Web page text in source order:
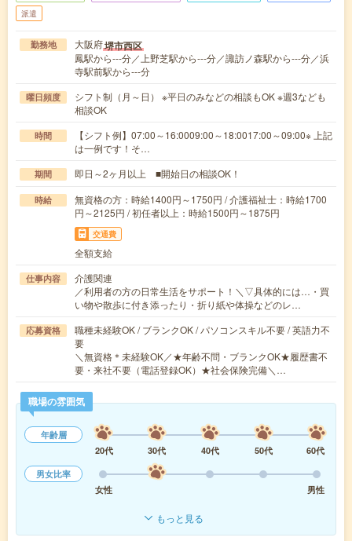
派遣
勤務地 大阪府堺市西区
鳳駅から---分／上野芝駅から---分／諏訪ノ森駅から---分／浜
寺駅前駅から---分
曜日頻度
シフト制（月～日） ※平日のみなどの相談もOK ※週3なども
相談OK
時間
【シフト例】07:00～16:0009:00～18:0017:00～09:00※ 上記
は一例です！そ…
期間 即日～2ヶ月以上 ■開始日の相談OK！
時給
無資格の方：時給1400円～1750円 / 介護福祉士：時給1700
円～2125円 / 初任者以上：時給1500円～1875円
交通費
全額支給
仕事内容
介護関連
／利用者の方の日常生活をサポート！＼▽具体的には…・買
い物や散歩に付き添ったり・折り紙や体操などのレ…
応募資格
職種未経験OK / ブランクOK / パソコンスキル不要 / 英語力不
要
＼無資格＊未経験OK／★年齢不問・ブランクOK★履歴書不
要・来社不要（電話登録OK）★社会保険完備＼…
職場の雰囲気
年齢層
20代
30代 40代 50代
60代
男女比率
女性
男性
もっと見る